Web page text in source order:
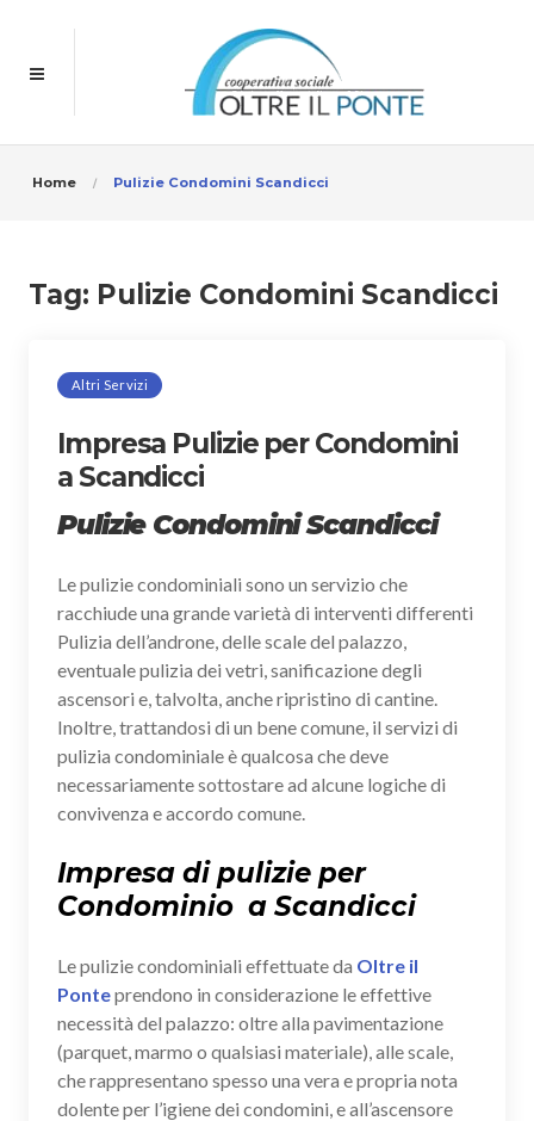
Home Pulizie Condomini Scandicci
Tag: Pulizie Condomini Scandicci
Altri Servizi
Impresa Pulizie per Condomini
a Scandicci
Pulizie Condomini Scandicci
Le pulizie condominiali sono un servizio che
racchiude una grande varietà di interventi differenti
Pulizia dell’androne, delle scale del palazzo,
eventuale pulizia dei vetri, sanificazione degli
ascensori e, talvolta, anche ripristino di cantine.
Inoltre, trattandosi di un bene comune, il servizi di
pulizia condominiale è qualcosa che deve
necessariamente sottostare ad alcune logiche di
convivenza e accordo comune.
Impresa di pulizie per
Condominio a Scandicci
Le pulizie condominiali effettuate da Oltre il
Ponteprendono in considerazione le effettive
necessità del palazzo: oltre alla pavimentazione
(parquet, marmo o qualsiasi materiale), alle scale,
che rappresentano spesso una vera e propria nota
dolente per l’igiene dei condomini, e all’ascensore